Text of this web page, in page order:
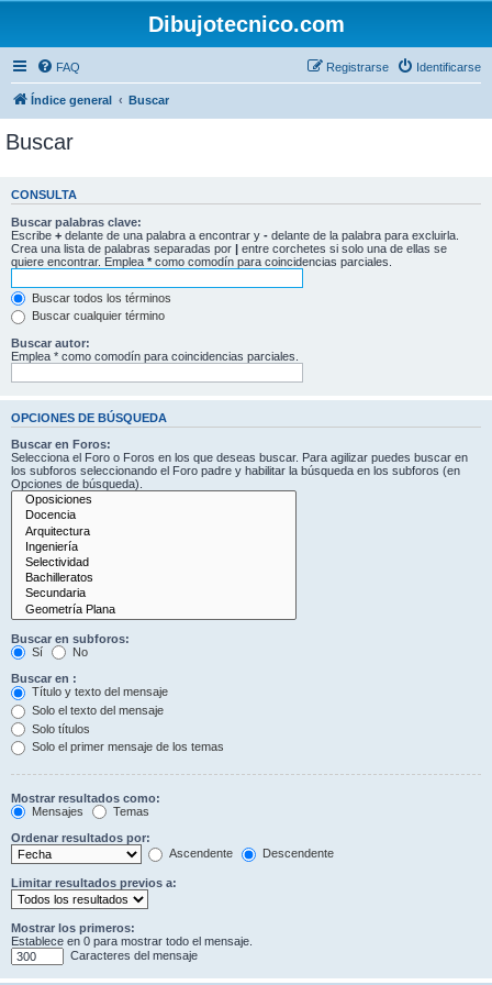
Dibujotecnico.com
FAQ Identificarse
Registrarse
Índice general Buscar
Buscar
CONSULTA
Buscar palabras clave:
Escribe + delante de una palabra a encontrar y - delante de la palabra para excluirla.
Crea una lista de palabras separadas por | entre corchetes si solo una de ellas se
quiere encontrar. Emplea * como comodín para coincidencias parciales.
Buscar todos los términos
Buscar cualquier término
Buscar autor:
Emplea * como comodín para coincidencias parciales.
OPCIONES DE BÚSQUEDA
Buscar en Foros:
Selecciona el Foro o Foros en los que deseas buscar. Para agilizar puedes buscar en
los subforos seleccionando el Foro padre y habilitar la búsqueda en los subforos (en
Opciones de búsqueda).
Buscar en subforos:
Sí
No
Buscar en :
Título y texto del mensaje
Solo el texto del mensaje
Solo títulos
Solo el primer mensaje de los temas
Mostrar resultados como:
Mensajes
Temas
Ordenar resultados por:
Ascendente
Descendente
Limitar resultados previos a:
Mostrar los primeros:
Establece en 0 para mostrar todo el mensaje.
Caracteres del mensaje